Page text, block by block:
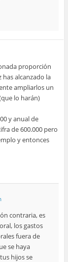
proporción
alcanzado la
ampliarlos un
lo harán)
y anual de
de 600.000 pero
y entonces
contraria, es
los gastos
fuera de
se haya
hijos se